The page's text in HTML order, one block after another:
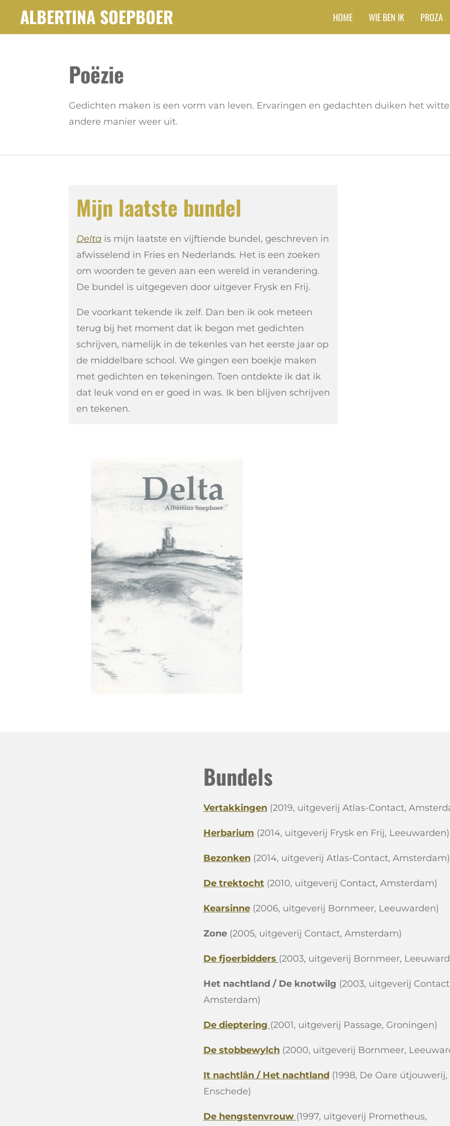
ALBERTINA SOEPBOER HOME WIE BEN IK PROZA
Poëzie
Gedichten maken is een vorm van leven. Ervaringen en gedachten duiken het
andere manier weer uit.
Mijn laatste bundel
Delta is mijn laatste en vijftiende bundel, geschreven in
afwisselend in Fries en Nederlands. Het is een zoeken
om woorden te geven aan een wereld in verandering.
De bundel is uitgegeven door uitgever Frysk en Frij.
De voorkant tekende ik zelf. Dan ben ik ook meteen
terug bij het moment dat ik begon met gedichten
schrijven, namelijk in de tekenles van het eerste jaar op
de middelbare school. We gingen een boekje maken
met gedichten en tekeningen. Toen ontdekte ik dat ik
dat leuk vond en er goed in was. Ik ben blijven schrijven
en tekenen.
Bundels
Vertakkingen(2019, uitgeverij Atlas-Contact,
Herbarium (2014, uitgeverij Frysk en Frij, Leeuwarden)
Bezonken (2014, uitgeverij Atlas-Contact, Amsterdam)
De trektocht (2010, uitgeverij Contact, Amsterdam)
Kearsinne (2006, uitgeverij Bornmeer, Leeuwarden)
Zone (2005, uitgeverij Contact, Amsterdam)
De fjoerbidders (2003, uitgeverij Bornmeer,
Het nachtland / De knotwilg (2003, uitgeverij
Amsterdam)
De dieptering (2001, uitgeverij Passage, Groningen)
De stobbewylch (2000, uitgeverij Bornmeer,
It nachtlân / Het nachtland (1998, De Oare útjouwerij,
Enschede)
De hengstenvrouw (1997, uitgeverij Prometheus,